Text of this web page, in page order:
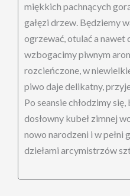
miękkich pachnących
gałęzi drzew. Będziemy
ogrzewać, otulać a nawet
wzbogacimy piwnym
rozcieńczone, w
piwo daje delikatny,
Po seansie chłodzimy
dosłowny kubeł zimnej
nowo narodzeni i w
dziełami arcymistrzów